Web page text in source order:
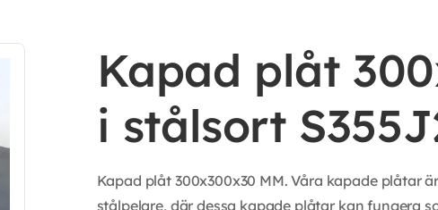
Kapad plåt
i stålsort
Kapad plåt 300x300x30 MM. Våra kapade plåtar
stålpelare, där dessa kapade plåtar kan fungera